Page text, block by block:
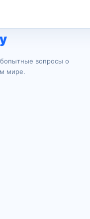
вопросы о
мире.